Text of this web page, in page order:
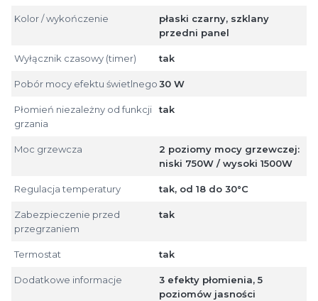
Kolor / wykończenie
płaski czarny, szklany
przedni panel
Wyłącznik czasowy (timer) tak
Pobór mocy efektu świetlnego30 W
Płomień niezależny od funkcji
grzania
tak
Moc grzewcza
2 poziomy mocy grzewczej:
niski 750W / wysoki 1500W
Regulacja temperatury tak, od 18 do 30°C
Zabezpieczenie przed
przegrzaniem
tak
Termostat tak
Dodatkowe informacje
3 efekty płomienia, 5
poziomów jasności